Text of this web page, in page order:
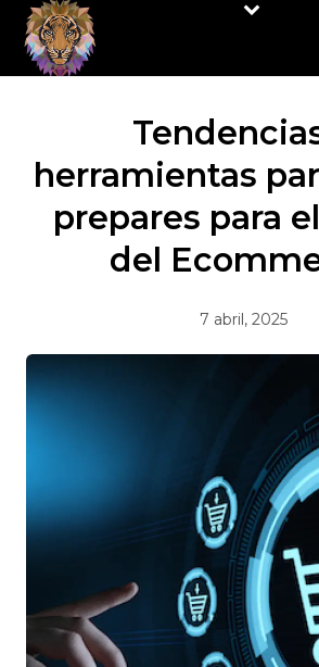
herramientas
prepares para
del
7 abril, 2025